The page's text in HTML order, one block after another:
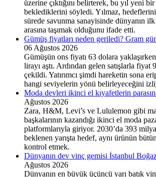
üzerine çıktığını belirterek, bu yıl yeni
beklediklerini söyledi. Yılmaz,
sürede savunma sanayisinde dünyanın
arasına taşımak olduğunu ifade etti.
Gümüş fiyatları neden geriledi? Gram
06 Ağustos 2026
Gümüşün ons fiyatı 63 dolara
lirayı aştı. Ardından gelen satışlarla fiyat
çekildi. Yatırımcı şimdi hareketin sona
hangi seviyelerin yönü belirleyeceğini
Moda devleri ikinci el kıyafetlerin
Ağustos 2026
Zara, H&M, Levi’s ve Lululemon gibi
başkalarının kazandığı ikinci el moda
platformlarıyla giriyor. 2030’da 393
beklenen yarışta hedef, aynı ürünün
kontrol etmek.
Dünyanın dev vinç gemisi İstanbul
Ağustos 2026
Dünyanın en büyük üçüncü yarı batık